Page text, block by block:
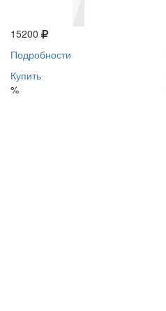
15200
Подробности
Купить
%